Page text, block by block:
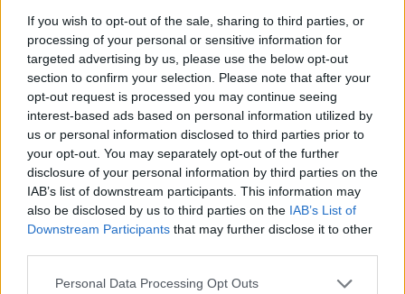
If you wish to opt-out of the sale, sharing to third parties, or
processing of your personal or sensitive information for
targeted advertising by us, please use the below opt-out
section to confirm your selection. Please note that after your
opt-out request is processed you may continue seeing
interest-based ads based on personal information utilized by
us or personal information disclosed to third parties prior to
your opt-out. You may separately opt-out of the further
disclosure of your personal information by third parties on the
IAB’s list of downstream participants. This information may
also be disclosed by us to third parties on the IAB’s List of
Downstream Participants that may further disclose it to other
Please note that this website/app uses one or more Google
Personal Data Processing Opt Outs
Οργισμένη αντίδραση Μάντζου - «Είστε ο
τελευταίος που μπορεί να μου μιλάει έτσι»,
η απάντηση της Ζωής
Ο Δημήτρης Μάντζος σήκωσε το γάντι που του
έριξε η Ζωή Κωνσταντοπούλου, αποκρούοντας - για
πρώτη φορά με τέτοια ένταση - τα πυρά της, και
συγκεκριμένα τις αιχμές περί σεξισμού.
«Αφήσατε υπόνοιες για σεξιστική συμπεριφορά.
Υπήρξαν πριν από εσάς και άλλες γυναίκες αρχηγοί
που έσπασαν τη γυάλινη οροφή των διακρίσεων,